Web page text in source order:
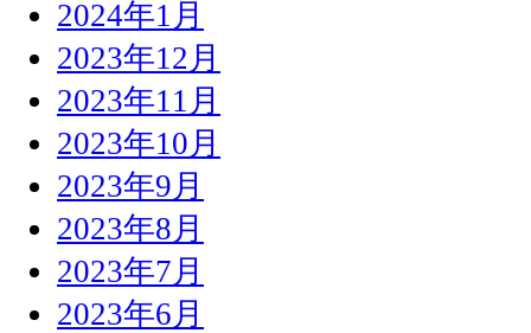
2024年1月
2023年12月
2023年11月
2023年10月
2023年9月
2023年8月
2023年7月
2023年6月